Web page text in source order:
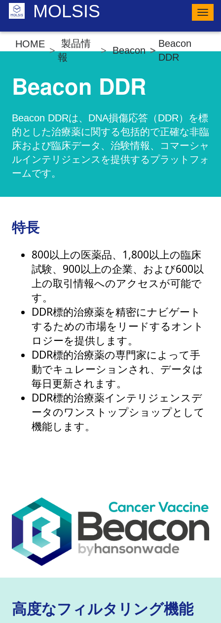
MOLSIS
ナ
ビ
HOME
製品情
報
Beacon
Beacon
DDR
Beacon DDR
Beacon DDRは、DNA損傷応答（DDR）を標
的とした治療薬に関する包括的で正確な非臨
床および臨床データ、治験情報、コマーシャ
ルインテリジェンスを提供するプラットフォ
ームです。
特長
800以上の医薬品、1,800以上の臨床
試験、900以上の企業、および600以
上の取引情報へのアクセスが可能で
す。
DDR標的治療薬を精密にナビゲート
するための市場をリードするオント
ロジーを提供します。
DDR標的治療薬の専門家によって手
動でキュレーションされ、データは
毎日更新されます。
DDR標的治療薬インテリジェンスデ
ータのワンストップショップとして
機能します。
​高度なフィルタリング機能